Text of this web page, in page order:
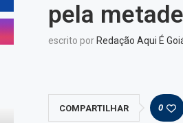
pela metade
escrito por Redação Aqui É
COMPARTILHAR 0